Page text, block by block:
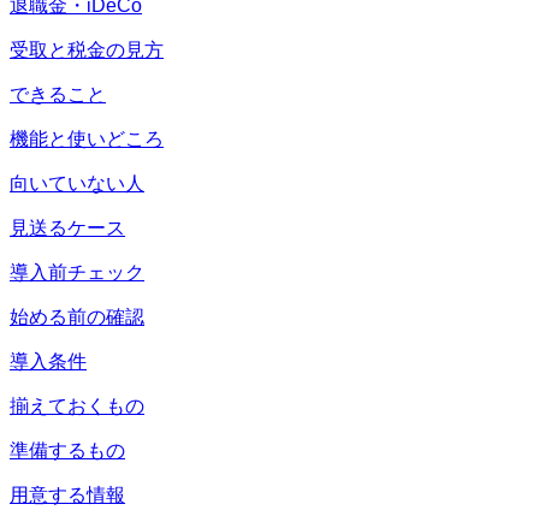
退職金・iDeCo
受取と税金の見方
できること
機能と使いどころ
向いていない人
見送るケース
導入前チェック
始める前の確認
導入条件
揃えておくもの
準備するもの
用意する情報